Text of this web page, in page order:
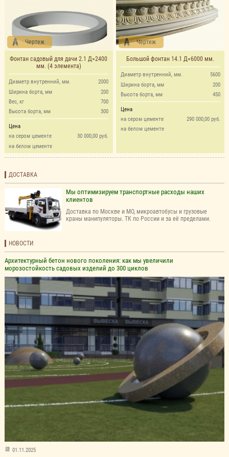
ДОСТАВКА
Мы оптимизируем транспортные расходы наших
клиентов
Доставка по Москве и МО, микроавтобусы и грузовые
краны манипуляторы. ТК по России и за её пределами.
НОВОСТИ
Архитектурный бетон нового поколения: как мы увеличили
морозостойкость садовых изделий до 300 циклов
01.11.2025
Чертеж
Фонтан садовый для дачи 2.1 Д=2400
мм. (4 элемента)
2000
Диаметр внутренний, мм.
200
Ширина борта, мм
700
Вес, кг
300
Высота борта, мм
Цена
30 000,00 руб.
на сером цементе
на белом цементе
Чертеж
Большой фонтан 14.1 Д=6000 мм.
5600
Диаметр внутренний, мм.
200
Ширина борта, мм
450
Высота борта, мм
Цена
290 000,00 руб.
на сером цементе
на белом цементе